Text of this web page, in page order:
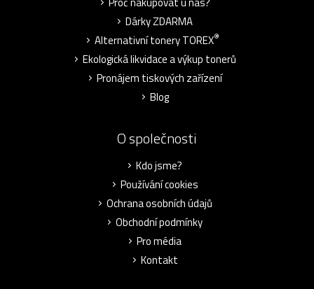
Dárky ZDARMA
Alternativní tonery TOREX®
Ekologická likvidace a výkup tonerů
Pronájem tiskových zařízení
Blog
O společnosti
Kdo jsme?
Používání cookies
Ochrana osobních údajů
Obchodní podmínky
Pro média
Kontakt